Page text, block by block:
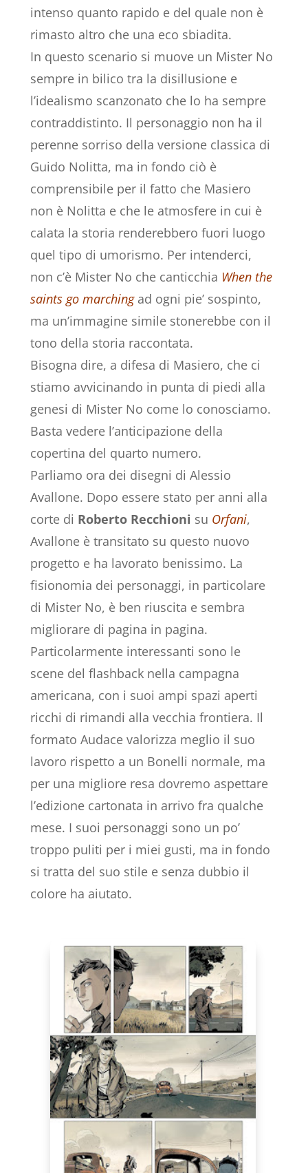
intenso quanto rapido e del quale non è
rimasto altro che una eco sbiadita.
In questo scenario si muove un Mister No
sempre in bilico tra la disillusione e
l’idealismo scanzonato che lo ha sempre
contraddistinto. Il personaggio non ha il
perenne sorriso della versione classica di
Guido Nolitta, ma in fondo ciò è
comprensibile per il fatto che Masiero
non è Nolitta e che le atmosfere in cui è
calata la storia renderebbero fuori luogo
quel tipo di umorismo. Per intenderci,
non c’è Mister No che canticchia When the
saints go marching ad ogni pie’ sospinto,
ma un’immagine simile stonerebbe con il
tono della storia raccontata.
Bisogna dire, a difesa di Masiero, che ci
stiamo avvicinando in punta di piedi alla
genesi di Mister No come lo conosciamo.
Basta vedere l’anticipazione della
copertina del quarto numero.
Parliamo ora dei disegni di Alessio
Avallone. Dopo essere stato per anni alla
corte di Roberto Recchioni su Orfani,
Avallone è transitato su questo nuovo
progetto e ha lavorato benissimo. La
fisionomia dei personaggi, in particolare
di Mister No, è ben riuscita e sembra
migliorare di pagina in pagina.
Particolarmente interessanti sono le
scene del flashback nella campagna
americana, con i suoi ampi spazi aperti
ricchi di rimandi alla vecchia frontiera. Il
formato Audace valorizza meglio il suo
lavoro rispetto a un Bonelli normale, ma
per una migliore resa dovremo aspettare
l’edizione cartonata in arrivo fra qualche
mese. I suoi personaggi sono un po’
troppo puliti per i miei gusti, ma in fondo
si tratta del suo stile e senza dubbio il
colore ha aiutato.